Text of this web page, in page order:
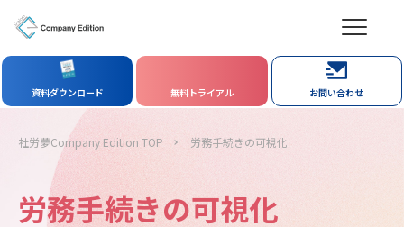
資料ダウンロード 無料トライアル お問い合わせ
社労夢Company Edition TOP 労務手続きの可視化
労務手続きの可視化